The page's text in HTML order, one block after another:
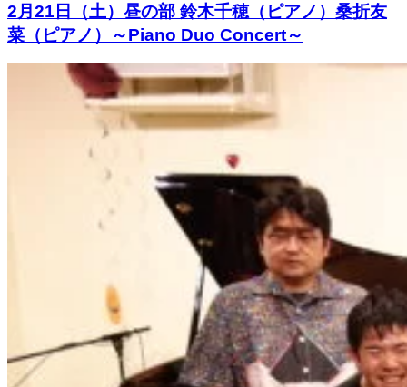
2月21日（土）昼の部 鈴木千穂（ピアノ）桑折友
菜（ピアノ）～Piano Duo Concert～